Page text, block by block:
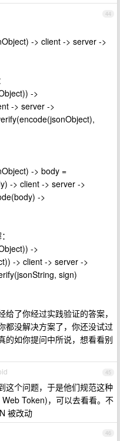
44
-> client -> server ->
->
-> server ->
-> body =
-> client -> server ->
->
->
-> client -> server ->
sign)
了你经过实践验证的答案，
都没解决方案了，你还没试过
的如你提问中所说，想看看别
45
这个问题，于是他们规范这种
Token)，可以去看看。不
被改动
46